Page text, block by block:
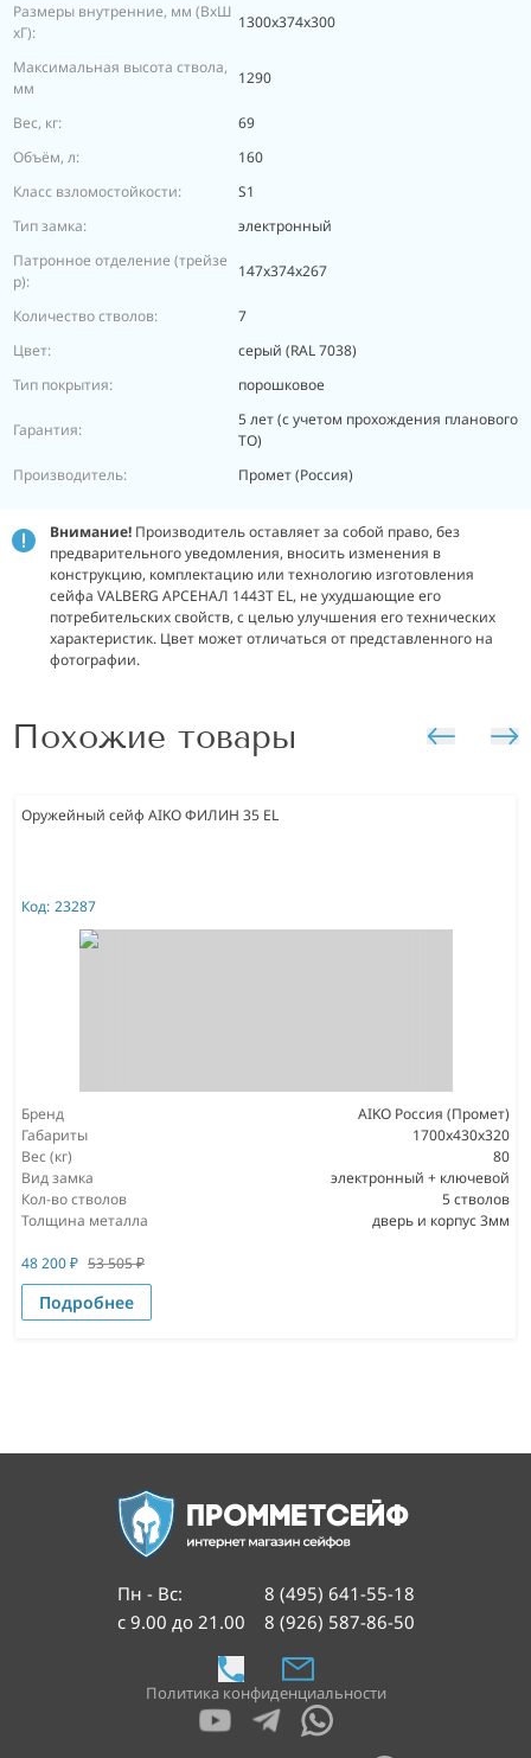
Размеры внутренние, мм (ВхШ
хГ):
1300x374x300
Максимальная высота ствола,
мм
1290
Вес, кг:
69
Объём, л:
160
Класс взломостойкости:
S1
Тип замка:
электронный
Патронное отделение (трейзе
р):
147х374х267
Количество стволов:
7
Цвет:
серый (RAL 7038)
Тип покрытия:
порошковое
Гарантия:
5 лет (с учетом прохождения планового
ТО)
Производитель:
Промет (Россия)
Внимание! Производитель оставляет за собой право, без
предварительного уведомления, вносить изменения в
конструкцию, комплектацию или технологию изготовления
сейфа VALBERG АРСЕНАЛ 1443Т EL, не ухудшающие его
потребительских свойств, с целью улучшения его технических
характеристик. Цвет может отличаться от представленного на
фотографии.
Похожие товары
Оружейный сейф AIKO ФИЛИН 35 EL
Код: 23287
Бренд
AIKO Россия (Промет)
Габариты
1700x430x320
Вес (кг)
80
Вид замка
электронный + ключевой
Кол-во стволов
5 стволов
Толщина металла
дверь и корпус 3мм
48 200₽ 53 505₽
Подробнее
Пн - Вс:
с 9.00 до 21.00
8 (495) 641-55-18
8 (926) 587-86-50
Политика конфиденциальности